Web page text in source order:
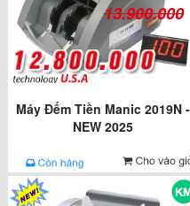
13.900.000
Máy Đếm Tiền Manic 2019N -
NEW 2025